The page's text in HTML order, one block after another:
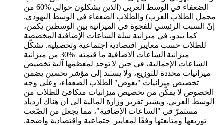
الضعفاء في الوسط العربي (الذين يشكلون حوالي %60 من
مجمل الطلاب العرب) والطلاب الضعفاء في الوسط اليهودي.
إنّ السبب الرئيسي للفجوة في الميزانية بين الوسطين يكمن،
كما يبدو، في ميزانية سلة الساعات الإضافية المخصصة
للطلاب حسب معايير اقتصادية اجتماعية وتحصيلية. تشكّل
ميزانية الساعات الاضافية ما قيمته %30 من ميزانية
الساعات الإجمالية، في حين لا توجد لمعظمها آلية تخصيص
ميزانيات محددة للتوزيع، ولا يستند إلى مؤشر تحسين يضمن
تخصيص ميزانيات "يعوض" الطلاب الضعفاء، وعلى وجه
الخصوص لا يمكّن من تخصيص ميزانيات متكافئ للطلاب من
الوسط العربي. ويشير تقرير وزارة المالية الى ان هناك ازدياد
مستمرّ في "الساعات الإضافية"، مما يجعل من الصّعب
توزيعها ومتابعتها وفقًا لمعايير اجتماعية واقتصادية واضحة.